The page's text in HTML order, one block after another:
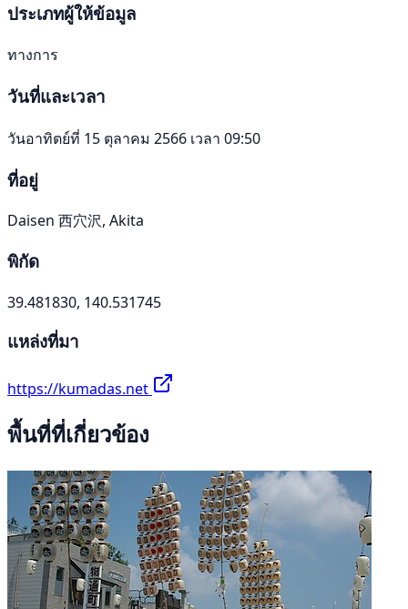
ประเภทผู้ให้ข้อมูล
ทางการ
วันที่และเวลา
วันอาทิตย์ที่ 15 ตุลาคม 2566 เวลา 09:50
ที่อยู่
Daisen 西穴沢, Akita
พิกัด
39.481830, 140.531745
แหล่งที่มา
https://kumadas.net
พื้นที่ที่เกี่ยวข้อง